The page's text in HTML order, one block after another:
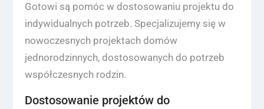
Gotowi są pomóc w dostosowaniu projektu do
indywidualnych potrzeb. Specjalizujemy się w
nowoczesnych projektach domów
jednorodzinnych, dostosowanych do potrzeb
współczesnych rodzin.
Dostosowanie projektów do